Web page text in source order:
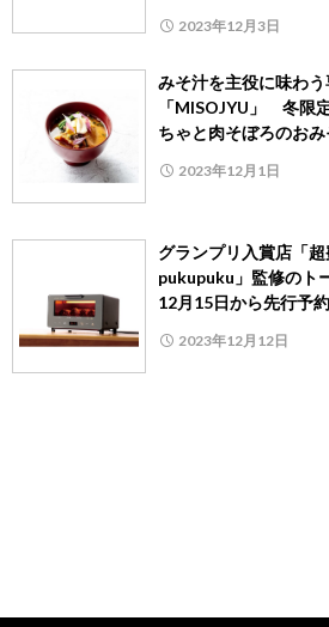
2023年12月3日
みそ汁を主役に味わ
「MISOJYU」 冬限
ちゃと肉そぼろのおみ
2023年12月1日
グランプリ入賞店「
pukupuku」監修の
12月15日から先行予
2023年12月12日